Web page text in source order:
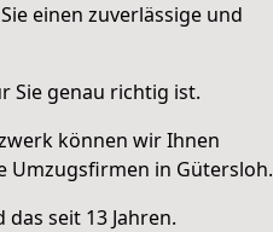
einen zuverlässige und
Sie genau richtig ist.
können wir Ihnen
Umzugsfirmen in Gütersloh.
seit 13 Jahren.